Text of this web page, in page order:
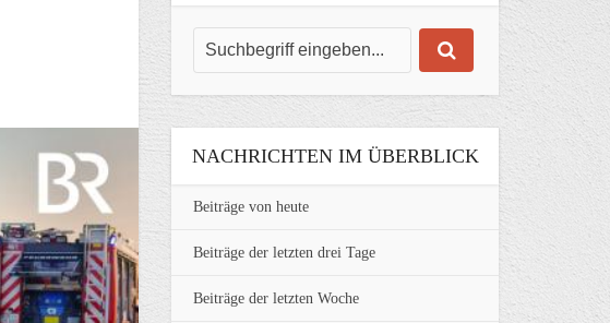
NACHRICHTEN IM ÜBERBLICK
Beiträge von heute
Beiträge der letzten drei Tage
Beiträge der letzten Woche